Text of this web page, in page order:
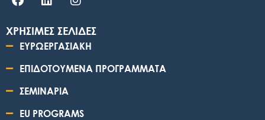
ΧΡΗΣΙΜΕΣ ΣΕΛΙΔΕΣ
ΕΥΡΩΕΡΓΑΣΙΑΚΗ
ΕΠΙΔΟΤΟΥΜΕΝΑ ΠΡΟΓΡΑΜΜΑΤΑ
ΣΕΜΙΝΑΡΙΑ
EU PROGRAMS